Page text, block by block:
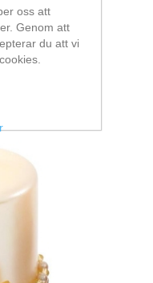
oss att
Genom att
du att vi